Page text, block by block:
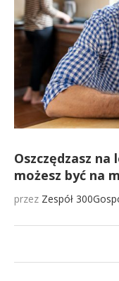
Oszczędzasz
możesz być na
przez Zespół